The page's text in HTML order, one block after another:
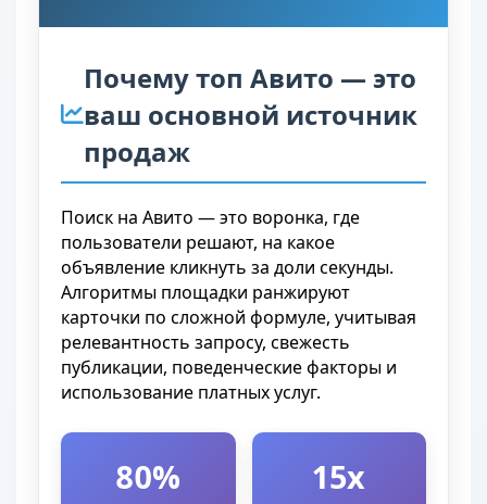
Почему топ Авито — это
ваш основной источник
продаж
Поиск на Авито — это воронка, где
пользователи решают, на какое
объявление кликнуть за доли секунды.
Алгоритмы площадки ранжируют
карточки по сложной формуле, учитывая
релевантность запросу, свежесть
публикации, поведенческие факторы и
использование платных услуг.
80% 15x